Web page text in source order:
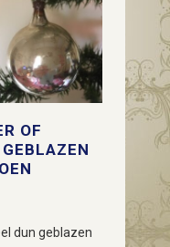
OF
dun geblazen